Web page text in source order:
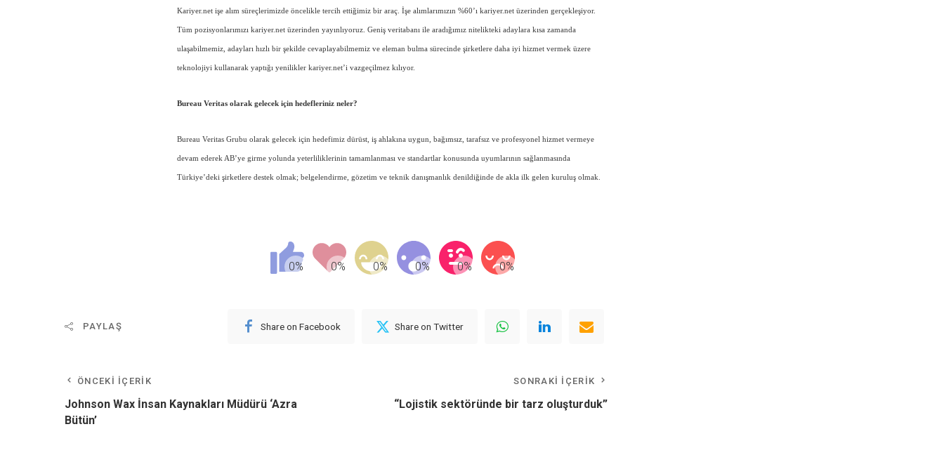
Kariyer.net işe alım süreçlerimizde öncelikle tercih ettiğimiz bir araç. İşe alımlarımızın %60’ı kariyer.net üzerinden gerçekleşiyor.
Tüm pozisyonlarımızı kariyer.net üzerinden yayınlıyoruz. Geniş veritabanı ile aradığımız nitelikteki adaylara kısa zamanda
ulaşabilmemiz, adayları hızlı bir şekilde cevaplayabilmemiz ve eleman bulma sürecinde şirketlere daha iyi hizmet vermek üzere
teknolojiyi kullanarak yaptığı yenilikler kariyer.net’i vazgeçilmez kılıyor.
Bureau Veritas olarak gelecek için hedefleriniz neler?
Bureau Veritas Grubu olarak gelecek için hedefimiz dürüst, iş ahlakına uygun, bağımsız, tarafsız ve profesyonel hizmet vermeye
devam ederek AB’ye girme yolunda yeterliliklerinin tamamlanması ve standartlar konusunda uyumlarının sağlanmasında
Türkiye’deki şirketlere destek olmak; belgelendirme, gözetim ve teknik danışmanlık denildiğinde de akla ilk gelen kuruluş olmak.
PAYLAŞ Share on Facebook Share on Twitter
ÖNCEKI İÇERIK
Johnson Wax İnsan Kaynakları Müdürü ‘Azra
Bütün’
SONRAKI İÇERIK
“Lojistik sektöründe bir tarz oluşturduk”